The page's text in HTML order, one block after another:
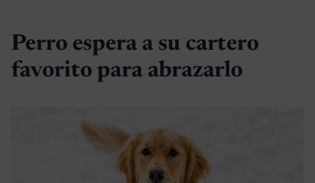
Perro espera a su cartero
favorito para abrazarlo